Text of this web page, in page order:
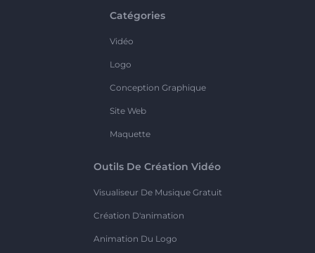
Catégories
Vidéo
Logo
Conception Graphique
Site Web
Maquette
Outils De Création Vidéo
Visualiseur De Musique Gratuit
Création D'animation
Animation Du Logo